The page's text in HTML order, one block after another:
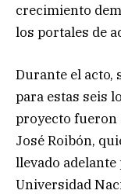
crecimiento
los portales de
Durante el acto,
para estas seis
proyecto fueron
José Roibón,
llevado
Universidad